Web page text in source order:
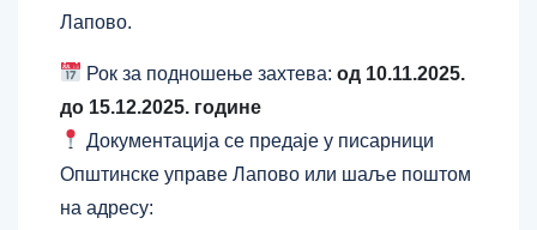
Лапово.
Рок за подношење захтева:од 10.11.2025.
до 15.12.2025. године
Документација се предаје у писарници
Општинске управе Лапово или шаље поштом
на адресу: